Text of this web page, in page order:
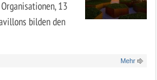
13
bilden den
Mehr